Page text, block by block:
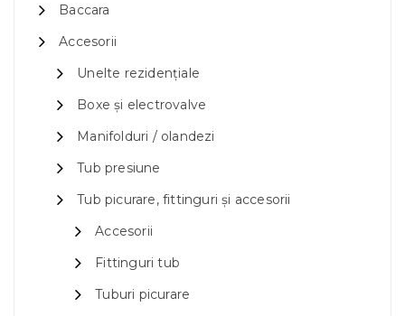
Baccara
Accesorii
Unelte rezidențiale
Boxe și electrovalve
Manifolduri / olandezi
Tub presiune
Tub picurare, fittinguri și accesorii
Accesorii
Fittinguri tub
Tuburi picurare